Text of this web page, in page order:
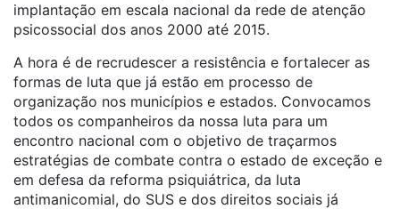
implantação em escala nacional da rede de atenção
psicossocial dos anos 2000 até 2015.
A hora é de recrudescer a resistência e fortalecer as
formas de luta que já estão em processo de
organização nos municípios e estados. Convocamos
todos os companheiros da nossa luta para um
encontro nacional com o objetivo de traçarmos
estratégias de combate contra o estado de exceção e
em defesa da reforma psiquiátrica, da luta
antimanicomial, do SUS e dos direitos sociais já